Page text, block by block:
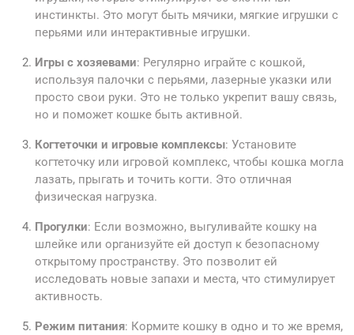
инстинкты. Это могут быть мячики, мягкие игрушки с
перьями или интерактивные игрушки.
Игры с хозяевами: Регулярно играйте с кошкой,
используя палочки с перьями, лазерные указки или
просто свои руки. Это не только укрепит вашу связь,
но и поможет кошке быть активной.
Когтеточки и игровые комплексы: Установите
когтеточку или игровой комплекс, чтобы кошка могла
лазать, прыгать и точить когти. Это отличная
физическая нагрузка.
Прогулки: Если возможно, выгуливайте кошку на
шлейке или организуйте ей доступ к безопасному
открытому пространству. Это позволит ей
исследовать новые запахи и места, что стимулирует
активность.
Режим питания: Кормите кошку в одно и то же время,